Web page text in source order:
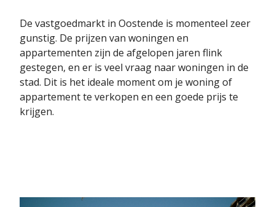
De vastgoedmarkt in Oostende is momenteel zeer
gunstig. De prijzen van woningen en
appartementen zijn de afgelopen jaren flink
gestegen, en er is veel vraag naar woningen in de
stad. Dit is het ideale moment om je woning of
appartement te verkopen en een goede prijs te
krijgen.